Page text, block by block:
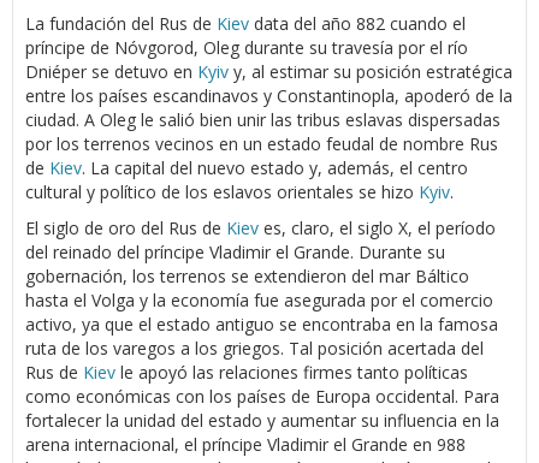
La fundación del Rus de Kiev data del año 882 cuando el
príncipe de Nóvgorod, Oleg durante su travesía por el río
Dniéper se detuvo en Kyiv y, al estimar su posición estratégica
entre los países escandinavos y Constantinopla, apoderó de la
ciudad. A Oleg le salió bien unir las tribus eslavas dispersadas
por los terrenos vecinos en un estado feudal de nombre Rus
de Kiev. La capital del nuevo estado y, además, el centro
cultural y político de los eslavos orientales se hizo Kyiv.
El siglo de oro del Rus de Kiev es, claro, el siglo X, el período
del reinado del príncipe Vladimir el Grande. Durante su
gobernación, los terrenos se extendieron del mar Báltico
hasta el Volga y la economía fue asegurada por el comercio
activo, ya que el estado antiguo se encontraba en la famosa
ruta de los varegos a los griegos. Tal posición acertada del
Rus de Kiev le apoyó las relaciones firmes tanto políticas
como económicas con los países de Europa occidental. Para
fortalecer la unidad del estado y aumentar su influencia en la
arena internacional, el príncipe Vladimir el Grande en 988